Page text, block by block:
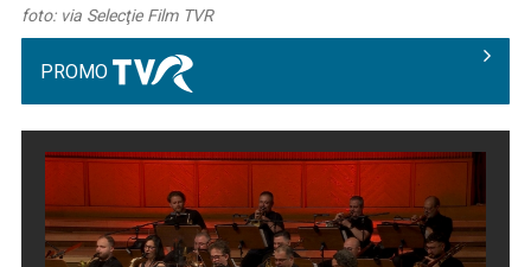
foto: via Selecţie Film TVR
PROMO